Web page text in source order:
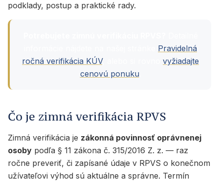
podklady, postup a praktické rady.
Pravidelná
ročná verifikácia KÚV, alebo si rovno vyžiadajte
cenovú ponuku.
Čo je zimná verifikácia RPVS
Zimná verifikácia je zákonná povinnosť oprávnenej
osoby podľa § 11 zákona č. 315/2016 Z. z. — raz
ročne preveriť, či zapísané údaje v RPVS o konečnom
užívateľovi výhod sú aktuálne a správne. Termín